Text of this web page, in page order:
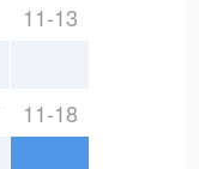
11-13
11-18